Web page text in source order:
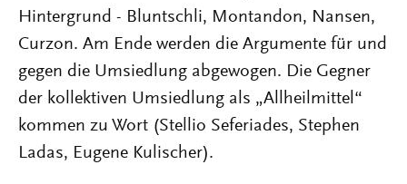
Hintergrund - Bluntschli, Montandon, Nansen,
Curzon. Am Ende werden die Argumente für und
gegen die Umsiedlung abgewogen. Die Gegner
der kollektiven Umsiedlung als „Allheilmittel“
kommen zu Wort (Stellio Seferiades, Stephen
Ladas, Eugene Kulischer).